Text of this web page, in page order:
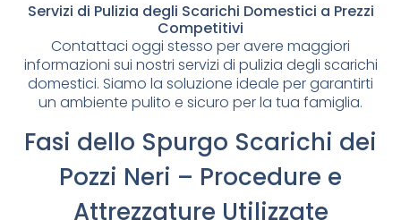
Servizi di Pulizia degli Scarichi Domestici a Prezzi
Competitivi
Contattaci oggi stesso per avere maggiori
informazioni sui nostri servizi di pulizia degli scarichi
domestici. Siamo la soluzione ideale per garantirti
un ambiente pulito e sicuro per la tua famiglia.
Fasi dello Spurgo Scarichi dei
Pozzi Neri – Procedure e
Attrezzature Utilizzate